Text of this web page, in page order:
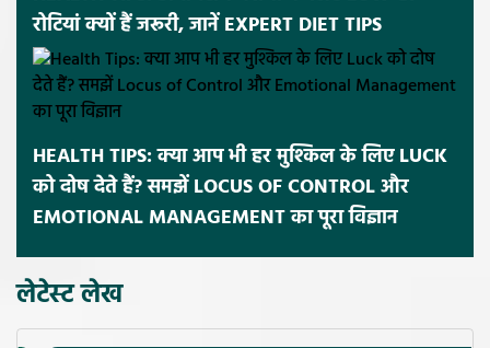
रोटियां क्यों हैं जरूरी, जानें EXPERT DIET TIPS
HEALTH TIPS: क्या आप भी हर मुश्किल के लिए LUCK
को दोष देते हैं? समझें LOCUS OF CONTROL और
EMOTIONAL MANAGEMENT का पूरा विज्ञान
लेटेस्ट लेख